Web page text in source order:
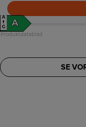
A
↑
G
A
Produktdatablad
SE